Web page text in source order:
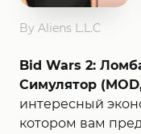
By Aliens L.L.C
Bid Wars 2:
Симулятор
интересный
котором вам